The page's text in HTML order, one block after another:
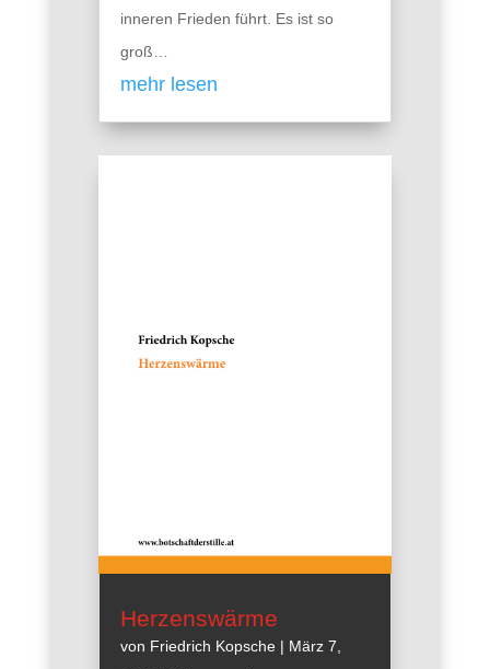
inneren Frieden führt. Es ist so
groß…
mehr lesen
Herzenswärme
von Friedrich Kopsche| März 7,